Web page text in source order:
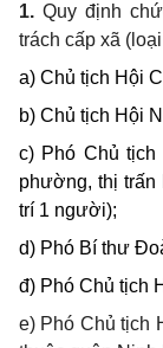
1. Quy định
trách cấp xã
a) Chủ tịch Hội
b) Chủ tịch Hội
c) Phó Chủ tịch
phường, thị trấn
trí 1 người);
d) Phó Bí thư
đ) Phó Chủ tịch
e) Phó Chủ tịch